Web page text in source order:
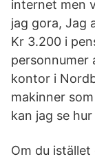
internet men
jag gora, Jag
Kr 3.200 i
kontor i
makinner
kan jag se
Om du